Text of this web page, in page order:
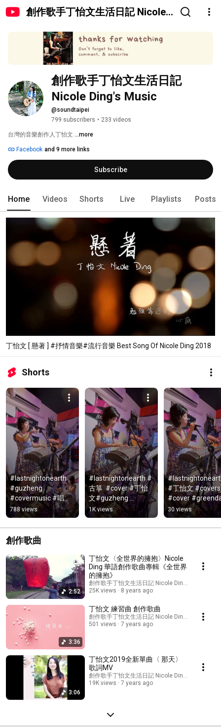
創作歌手丁怡文生活日記 Nicole
創作歌手丁怡文生活日記
Nicole Ding's Music
@soundtaipei
799 subscribers • 233 videos
台灣的音樂創作人丁怡文 ...more
Facebook and 9 more links
Subscribe
Home Videos Shorts Live Playlists Posts
丁怡文 [ 懸著 ] #抒情音樂#流行音樂 Best Song Of Nicole Ding 2018
Shorts
#lastnightonearth
#guzheng
#covermusic #唱歌
#古箏#翻唱 #丁怡文
788 views
#lastnightonearth #
古箏  #cover #丁怡
文#guzheng
#covermusic
1K views
#丁怡文
#cover
30 views
創作歌曲
2:52
丁怡文〈全世界的擁抱〉Nicole
Ding 華語創作歌曲專輯《全世界
的擁抱》
創作歌手丁怡文生活日記 Nicole Ding's Music
25K views
8 years ago
3:36
丁怡文 練習曲 創作歌曲
創作歌手丁怡文生活日記 Nicole Ding's Music
501 views
7 years ago
3:06
丁怡文2019全新單曲〈 那天〉
歌詞MV
創作歌手丁怡文生活日記 Nicole Ding's Music
19K views
7 years ago